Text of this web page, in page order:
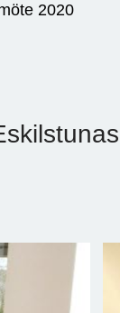
2020